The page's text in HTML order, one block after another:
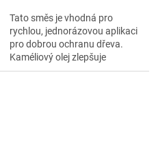
Tato směs je vhodná pro
rychlou, jednorázovou aplikaci
pro dobrou ochranu dřeva.
Kaméliový olej zlepšuje
penetrační vlastnosti...